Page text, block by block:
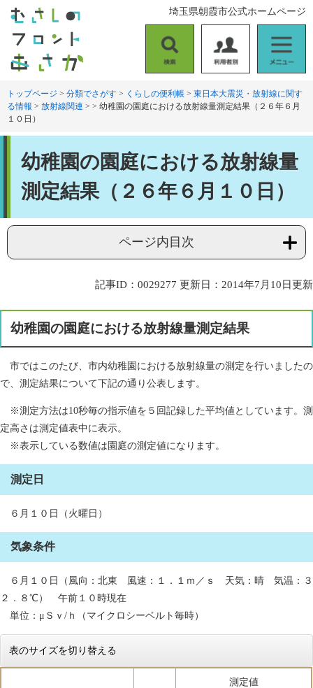
す
。
し
て
索
用
者
別
ニ
ュ
ー
埼玉県朝霞市公式ホームページ
トップページ > 分類でさがす > くらしの便利帳 > 東日本大震災・放射線に関す
る情報 > 放射線関連 > > 幼稚園の園庭における放射線量測定結果（２６年６月
１０日）
幼稚園の園庭における放射線量
測定結果（２６年６月１０日）
ページ内目次
記事ID：0029277 更新日：2014年7月10日更新
幼稚園の園庭における放射線量測定結果
市ではこのたび、市内幼稚園における放射線量の測定を行いましたの
で、測定結果について下記の通り公表します。
※測定方法は10秒毎の指示値を５回記録した平均値としています。測
定高さは測定値表中に表示。
※表示している数値は園庭の測定値になります。
測定日
６月１０日（火曜日）
気象条件
６月１０日（風向：北東 風速：１．１ｍ／ｓ 天気：晴 気温：３
２．８℃） 午前１０時現在
単位：μＳｖ/ｈ（マイクロシーベルト毎時）
表のサイズを切り替える
測定値